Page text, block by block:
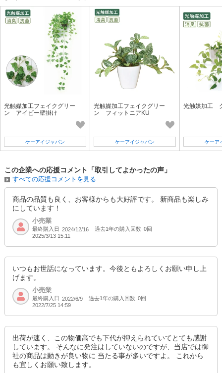
光触媒加工フェイクグリー
ン アイビー壁掛け
ケーアイジャパン
光触媒加工フェイクグリー
ン フィットニアKU
ケーアイジャパン
光触媒加工
ケーア
この企業への応援コメント「取引してよかったの声」
すべての応援コメントを見る
商品の品質も良く、お客様からも大好評です。 新商品も楽しみ
にしています！
小売業
最終購入日 2024/12/16 過去1年の購入回数 0回
2025/3/13 15:11
いつもお世話になっています。今後ともよろしくお願い申し上
げます。
小売業
最終購入日 2022/6/9 過去1年の購入回数 0回
2022/7/25 14:59
出荷が速く、この物価高でも下代が抑えられていてとても感謝
しています。 そんなに発注はしていないのですが、当店では御
社の商品は動きが良い物に 当たる事が多いですよ。 これから
も宜しくお願い致します。